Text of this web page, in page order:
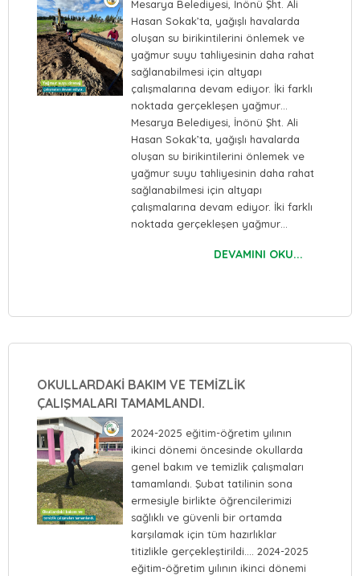
Mesarya Belediyesi, İnönü Şht. Ali
Hasan Sokak’ta, yağışlı havalarda
oluşan su birikintilerini önlemek ve
yağmur suyu tahliyesinin daha rahat
sağlanabilmesi için altyapı
çalışmalarına devam ediyor. İki farklı
noktada gerçekleşen yağmur…
Mesarya Belediyesi, İnönü Şht. Ali
Hasan Sokak’ta, yağışlı havalarda
oluşan su birikintilerini önlemek ve
yağmur suyu tahliyesinin daha rahat
sağlanabilmesi için altyapı
çalışmalarına devam ediyor. İki farklı
noktada gerçekleşen yağmur…
DEVAMINI OKU...
OKULLARDAKİ BAKIM VE TEMİZLİK
ÇALIŞMALARI TAMAMLANDI.
2024-2025 eğitim-öğretim yılının
ikinci dönemi öncesinde okullarda
genel bakım ve temizlik çalışmaları
tamamlandı. Şubat tatilinin sona
ermesiyle birlikte öğrencilerimizi
sağlıklı ve güvenli bir ortamda
karşılamak için tüm hazırlıklar
titizlikle gerçekleştirildi.… 2024-2025
eğitim-öğretim yılının ikinci dönemi